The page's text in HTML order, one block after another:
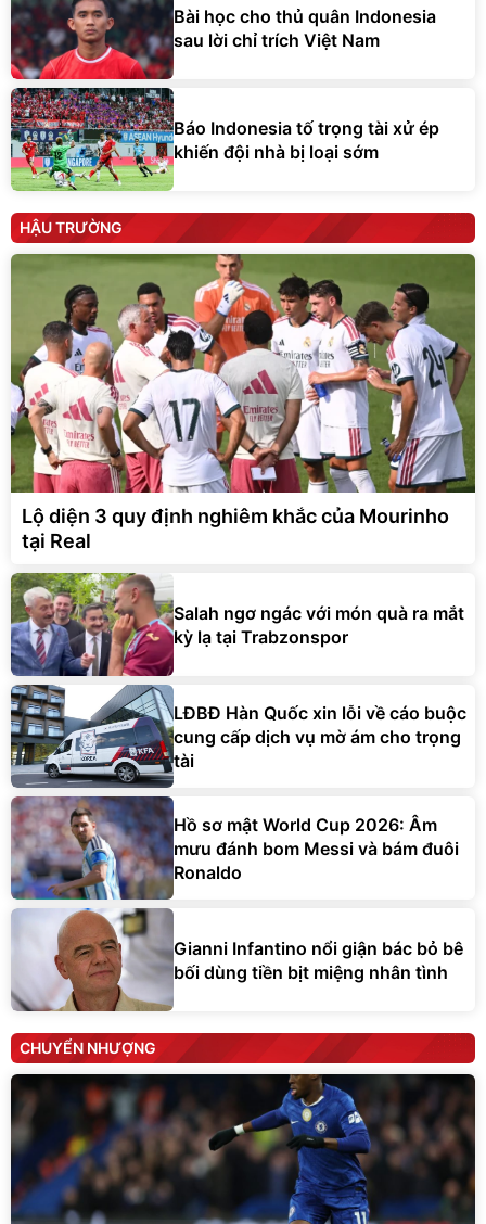
Bài học cho thủ quân Indonesia
sau lời chỉ trích Việt Nam
Báo Indonesia tố trọng tài xử ép
khiến đội nhà bị loại sớm
HẬU TRƯỜNG
Lộ diện 3 quy định nghiêm khắc của Mourinho
tại Real
Salah ngơ ngác với món quà ra mắt
kỳ lạ tại Trabzonspor
LĐBĐ Hàn Quốc xin lỗi về cáo buộc
cung cấp dịch vụ mờ ám cho trọng
tài
Hồ sơ mật World Cup 2026: Âm
mưu đánh bom Messi và bám đuôi
Ronaldo
Gianni Infantino nổi giận bác bỏ bê
bối dùng tiền bịt miệng nhân tình
CHUYỂN NHƯỢNG